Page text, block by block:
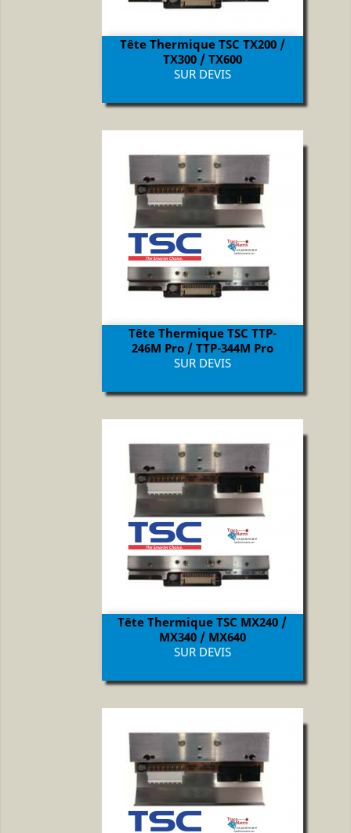
Tête Thermique TSC TX200 /
TX300 / TX600
Prix
SUR DEVIS
Tête Thermique TSC TTP-
246M Pro / TTP-344M Pro
Prix
SUR DEVIS
Tête Thermique TSC MX240 /
MX340 / MX640
Prix
SUR DEVIS